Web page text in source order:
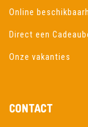
Online
Direct een
Onze vakanties
CONTACT